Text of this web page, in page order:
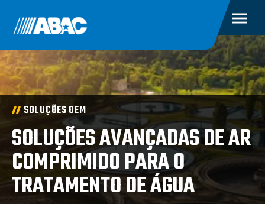
SOLUÇÕES OEM
SOLUÇÕES AVANÇADAS DE AR
COMPRIMIDO PARA O
TRATAMENTO DE ÁGUA